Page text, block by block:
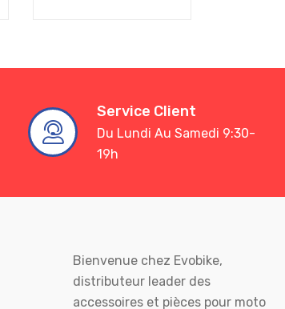
Service Client
Du Lundi Au Samedi 9:30-
19h
Bienvenue chez Evobike,
distributeur leader des
accessoires et pièces pour moto